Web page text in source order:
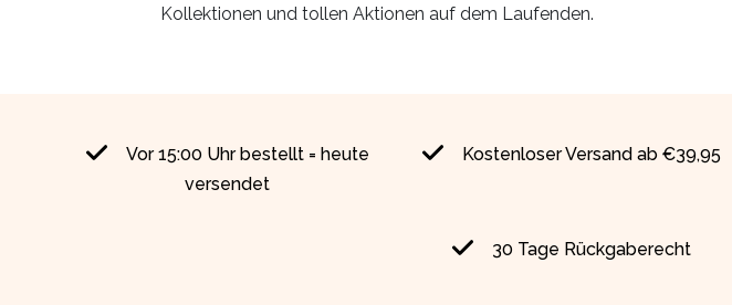
Kollektionen und tollen Aktionen auf dem Laufenden.
Vor 15:00 Uhr bestellt = heute
versendet
Kostenloser Versand ab €39,95
30 Tage Rückgaberecht